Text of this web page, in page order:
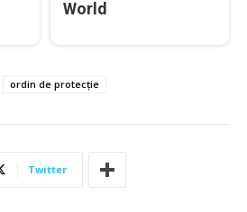
World
ordin de protecție
Twitter